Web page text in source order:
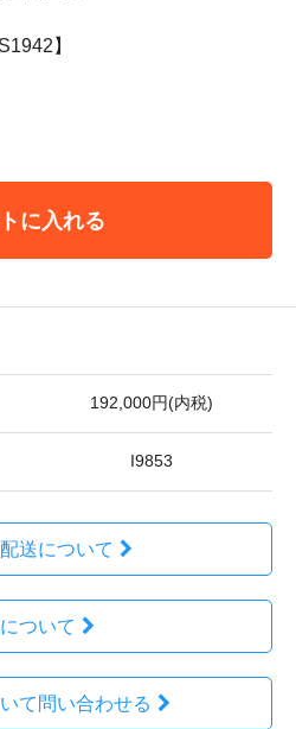
】
に入れる
192,000円(内税)
I9853
送について
ついて
て問い合わせる